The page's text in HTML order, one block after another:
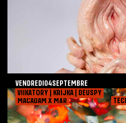
VENDREDI04SEPTEMBRE
MACADAM
Nuit
September
4,
2026
2026-09-04
SAMEDI05SEPTEMBRE22:00- 9:30
VIIKATORY | KRIJKA | DEUSPY
MACADAM X MÄR
DEEP HOUSE
TRANCE